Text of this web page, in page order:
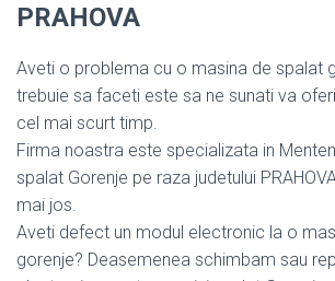
PRAHOVA
Aveti o problema cu o masina de spalat
trebuie sa faceti este sa ne sunati va
cel mai scurt timp.
Firma noastra este specializata in
spalat Gorenje pe raza judetului
mai jos.
Aveti defect un modul electronic la o
gorenje? Deasemenea schimbam sau